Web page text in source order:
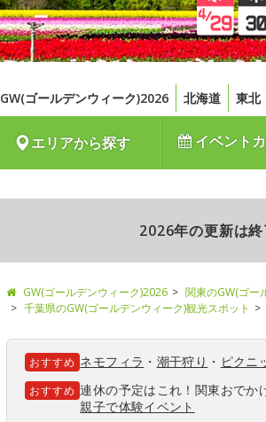
GW(ゴールデンウィーク)2026 北海道 東北
エリアから探す イベント
2026年の更新は
GW(ゴールデンウィーク)2026 関東のGW(ゴー
千葉県のGW(ゴールデンウィーク)観光スポット
おすすめ ネモフィラ ・ 潮干狩り ・ ピクニ
おすすめ 連休の予定はこれ！関東おでか
親子で体験イベント